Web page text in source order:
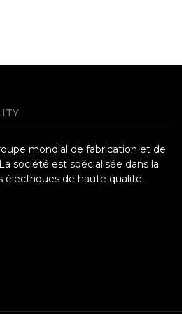
mondial de fabrication et de
société est spécialisée dans la
électriques de haute qualité.